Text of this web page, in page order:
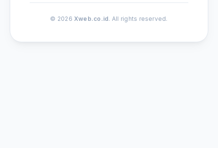
© 2026 Xweb.co.id. All rights reserved.